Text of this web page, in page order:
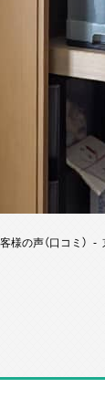
様の声（口コミ）